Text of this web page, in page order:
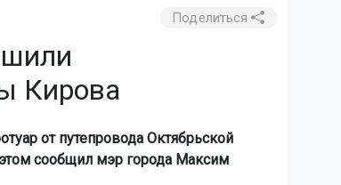
Поделиться
Кирова
от путепровода Октябрьской
сообщил мэр города Максим